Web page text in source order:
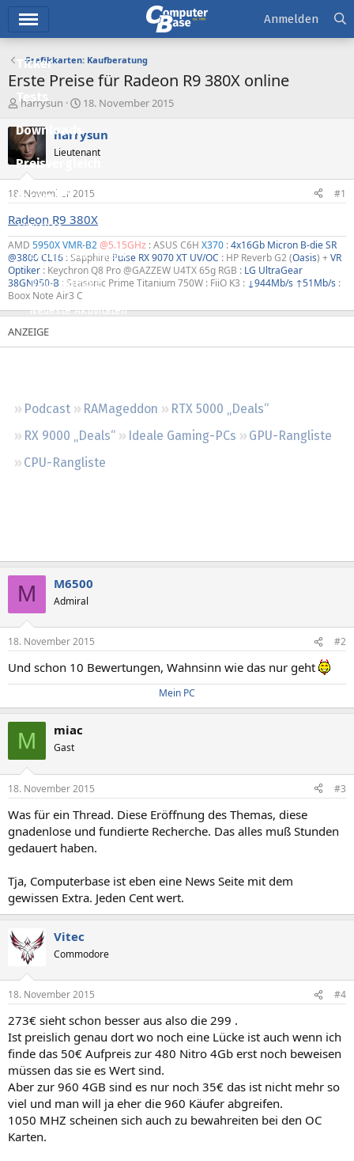
Ticker
Tests
Downloads
Preisvergleich
Forum
Aktuelles
Empfohlene Inhalte
Neue Beiträge
Neueste Aktivitäten
Leserartikel
Podcast RAMageddon
RTX 5000 „Deals“
RX 9000 „Deals“
Ideale Gaming-PCs
GPU-Rangliste
CPU-Rangliste
Anmelden
Grafikkarten: Kaufberatung
Erste Preise für Radeon R9 380X online
E
s
t
e
e
r
harrysun
E
s
t
e
l
t
a
m
18. November 2015
harrysun
Lieutenant
18. November 2015 #1
Radeon R9 380X
AMD 5950X VMR-B2@5.15GHz : ASUS C6H X370 :4x16Gb Micron B-die SR
@3800 CL16 : Sapphire Pulse RX 9070 XT UV/OC : HP Reverb G2 (Oasis) +VR
Optiker : Keychron Q8 Pro @GAZZEW U4TX 65g RGB : LG UltraGear
38GN950-B : Seasonic Prime Titanium 750W : FiiO K3 : ↓944Mb/s ↑51Mb/s :
Boox Note Air3 C
M M6500
Admiral
18. November 2015 #2
Und schon 10 Bewertungen, Wahnsinn wie das nur geht
Mein PC
M miac
Gast
18. November 2015 #3
Was für ein Thread. Diese Eröffnung des Themas, diese
gnadenlose und fundierte Recherche. Das alles muß Stunden
gedauert haben.
Tja, Computerbase ist eben eine News Seite mit dem
gewissen Extra. Jeden Cent wert.
Vitec
Commodore
18. November 2015 #4
273€ sieht schon besser aus also die 299 .
Ist preislich genau dort wo noch eine Lücke ist auch wenn ich
finde das 50€ Aufpreis zur 480 Nitro 4Gb erst noch beweisen
müssen das sie es Wert sind.
Aber zur 960 4GB sind es nur noch 35€ das ist nicht mehr so
viel und man will ja eher die 960 Käufer abgreifen.
1050 MHZ scheinen sich auch zu bewahreiten bei den OC
Karten.